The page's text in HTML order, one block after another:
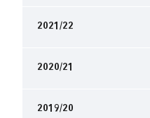
2021/22
2020/21
2019/20